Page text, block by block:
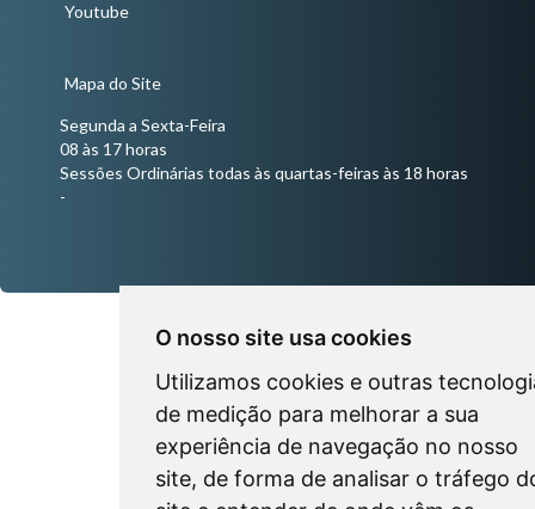
O nosso site usa cookies
Utilizamos cookies e outras
de medição para melhorar a sua
experiência de navegação no nosso
site, de forma de analisar o tráfego
Youtube
Mapa do Site
Segunda a Sexta-Feira
08 às 17 horas
Sessões Ordinárias todas às quartas-feiras às 18 horas
-